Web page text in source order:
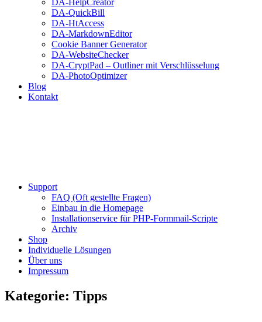
DA-HelpCreator
DA-QuickBill
DA-HtAccess
DA-MarkdownEditor
Cookie Banner Generator
DA-WebsiteChecker
DA-CryptPad – Outliner mit Verschlüsselung
DA-PhotoOptimizer
Blog
Kontakt
Support
FAQ (Oft gestellte Fragen)
Einbau in die Homepage
Installationservice für PHP-Formmail-Scripte
Archiv
Shop
Individuelle Lösungen
Über uns
Impressum
Kategorie: Tipps